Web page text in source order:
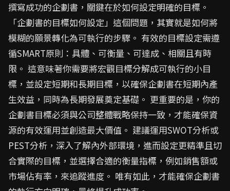
撰寫成功的企劃書，關鍵在於如何設定明確的目標。
「企劃書的目標如何設定」這個問題，其實就是如何將
模糊的願景轉化為可執行的步驟。 有效的目標設定需遵
循SMART原則：具體、可衡量、可達成、相關且有時
限。 這意味著你需要將宏觀目標分解成可執行的小目
標，並設定短期和長期目標，以確保企劃書在短期內產
生效益，同時為長期發展奠定基礎。 更重要的是，你的
企劃書目標必須與公司整體戰略保持一致，才能確保資
源的有效運用並創造最大價值。 建議運用SWOT分析或
PEST分析，深入了解內外部環境，進而設定更精準且切
合實際的目標，並選擇合適的衡量指標，例如銷售額或
市場佔有率，來追蹤進度。 唯有如此，才能確保企劃書